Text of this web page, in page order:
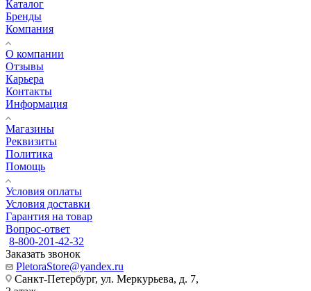
Каталог
Бренды
Компания
О компании
Отзывы
Карьера
Контакты
Информация
Магазины
Реквизиты
Политика
Помощь
Условия оплаты
Условия доставки
Гарантия на товар
Вопрос-ответ
8-800-201-42-32
Заказать звонок
PletoraStore@yandex.ru
Санкт-Петербург, ул. Меркурьева, д. 7,